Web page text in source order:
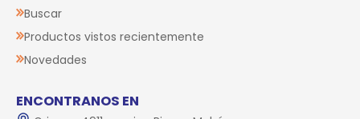
Buscar
Productos vistos recientemente
Novedades
ENCONTRANOS EN